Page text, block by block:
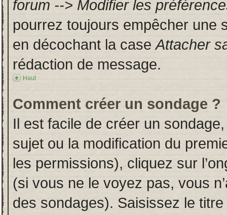
forum --> Modifier les
pourrez toujours empêcher une
en décochant la caseAttacher
rédaction de message.
Haut
Comment créer un sondage ?
Il est facile de créer un
sujet ou la modification du
les permissions), cliquez sur
(si vous ne le voyez pas, vous
des sondages). Saisissez le